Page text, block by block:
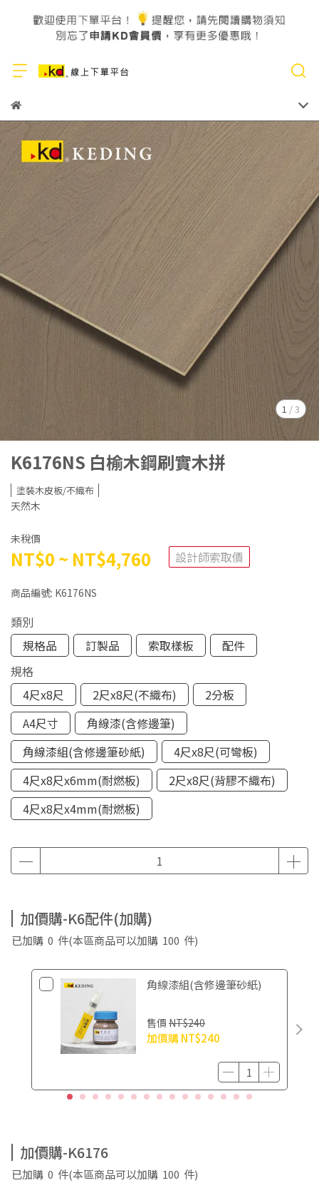
1 /3
K6176NS 白榆木鋼刷實木拼
塗裝木皮板/不織布
天然木
未稅價
NT$0 ~ NT$4,760 設計師索取價
商品編號: K6176NS
類別
規格品
訂製品 索取樣板
配件
規格
4尺x8尺
2尺x8尺(不織布)
2分板
A4尺寸
角線漆(含修邊筆)
角線漆組(含修邊筆砂紙)
4尺x8尺(可彎板)
4尺x8尺x6mm(耐燃板)
2尺x8尺(背膠不織布)
4尺x8尺x4mm(耐燃板)
加價購-K6配件(加購)
已加購 0 件(本區商品可以加購 100 件)
角線漆組(含修邊筆砂紙)
售價 NT$240
加價購NT$240
加價購-K6176
已加購 0 件(本區商品可以加購 100 件)